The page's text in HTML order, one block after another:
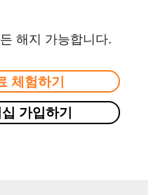
해지 가능합니다.
체험하기
가입하기